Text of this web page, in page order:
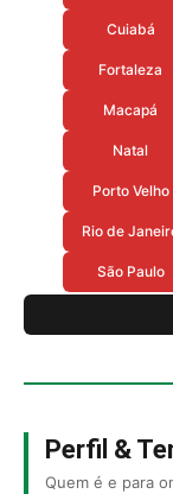
Cuiabá
Fortaleza
Macapá
Natal
Porto Velho
Rio de
São Paulo
Perfil &
Quem é e para